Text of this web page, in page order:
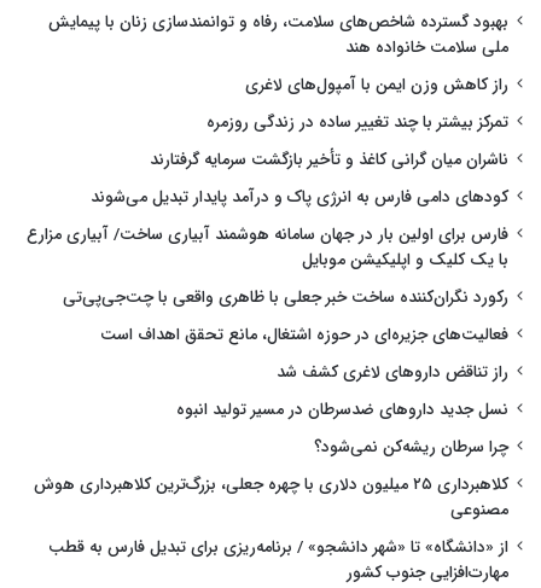
بهبود گسترده شاخص‌های سلامت، رفاه و توانمندسازی زنان با پیمایش
ملی سلامت خانواده هند
راز کاهش وزن ایمن با آمپول‌های لاغری
تمرکز بیشتر با چند تغییر ساده در زندگی روزمره
ناشران میان گرانی کاغذ و تأخیر بازگشت سرمایه گرفتارند
کودهای دامی فارس به انرژی پاک و درآمد پایدار تبدیل می‌شوند
فارس برای اولین بار در جهان سامانه هوشمند آبیاری ساخت/ آبیاری مزارع
با یک کلیک و اپلیکیشن موبایل
رکورد نگران‌کننده ساخت خبر جعلی با ظاهری واقعی با چت‌جی‌پی‌تی
فعالیت‌های جزیره‌ای در حوزه اشتغال، مانع تحقق اهداف است
راز تناقض داروهای لاغری کشف شد
نسل جدید داروهای ضدسرطان در مسیر تولید انبوه
چرا سرطان ریشه‌کن نمی‌شود؟
کلاهبرداری ۲۵ میلیون دلاری با چهره جعلی، بزرگ‌ترین کلاهبرداری هوش
مصنوعی
از «دانشگاه» تا «شهر دانشجو» / برنامه‌ریزی برای تبدیل فارس به قطب
مهارت‌افزایی جنوب کشور